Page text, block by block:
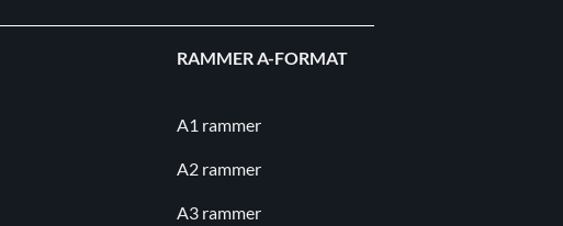
RAMMER A-FORMAT
A1 rammer
A2 rammer
A3 rammer